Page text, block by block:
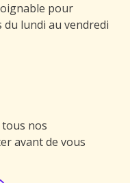
pour
lundi au vendredi
nos
avant de vous